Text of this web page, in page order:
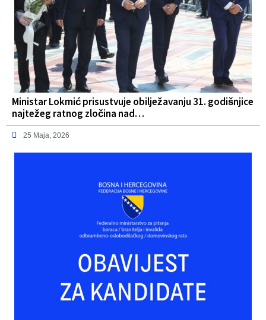
Ministar Lokmić prisustvuje obilježavanju 31. godišnjice
najtežeg ratnog zločina nad…
25 Maja, 2026